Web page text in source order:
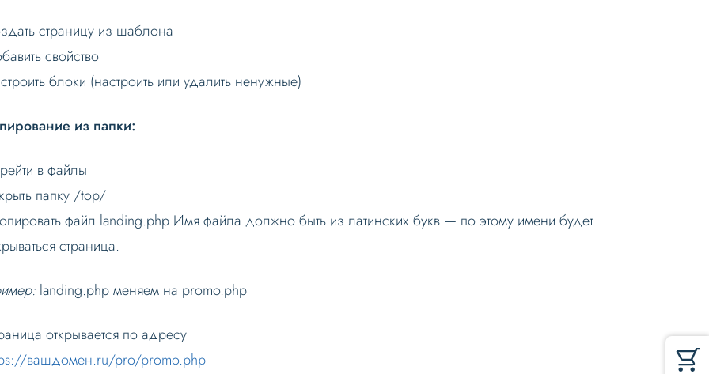
страницу из шаблона
свойство
блоки (настроить или удалить ненужные)
из папки:
в файлы
папку /top/
файл landing.php Имя файла должно быть из латинских букв — по этому имени будет
страница.
landing.php меняем на promo.php
открывается по адресу
вашдомен.ru/pro/promo.php